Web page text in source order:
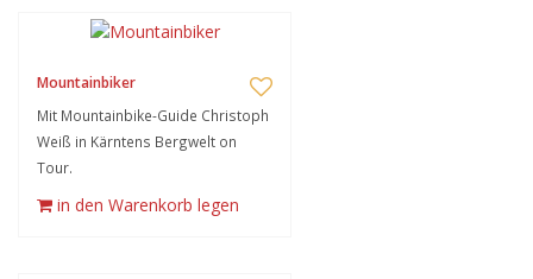
Mountainbiker
Mit Mountainbike-Guide Christoph
Weiß in Kärntens Bergwelt on
Tour.
in den Warenkorb legen